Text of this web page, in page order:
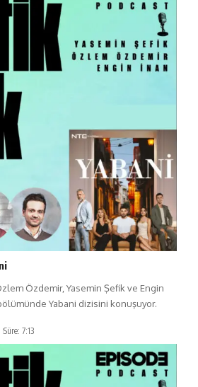
Özdemir, Yasemin Şefik ve Engin
Yabani dizisini konuşuyor.
Süre: 7:13